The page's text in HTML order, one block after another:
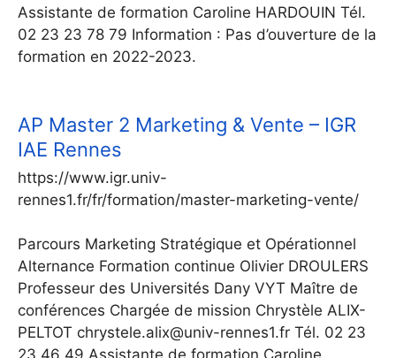
Assistante de formation Caroline HARDOUIN Tél.
02 23 23 78 79 Information : Pas d’ouverture de la
formation en 2022-2023.
AP Master 2 Marketing & Vente – IGR
IAE Rennes
https://www.igr.univ-
rennes1.fr/fr/formation/master-marketing-vente/
Parcours Marketing Stratégique et Opérationnel
Alternance Formation continue Olivier DROULERS
Professeur des Universités Dany VYT Maître de
conférences Chargée de mission Chrystèle ALIX-
PELTOT chrystele.alix@univ-rennes1.fr Tél. 02 23